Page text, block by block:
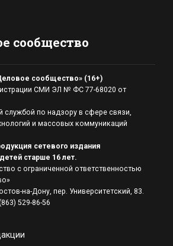
сообщество
сообщество» (16+)
СМИ ЭЛ № ФС 77-68020 от
по надзору в сфере связи,
и массовых коммуникаций
сетевого издания
старше 16 лет.
с ограниченной ответственностью
на-Дону, пер. Университетский, 83.
529-86-56